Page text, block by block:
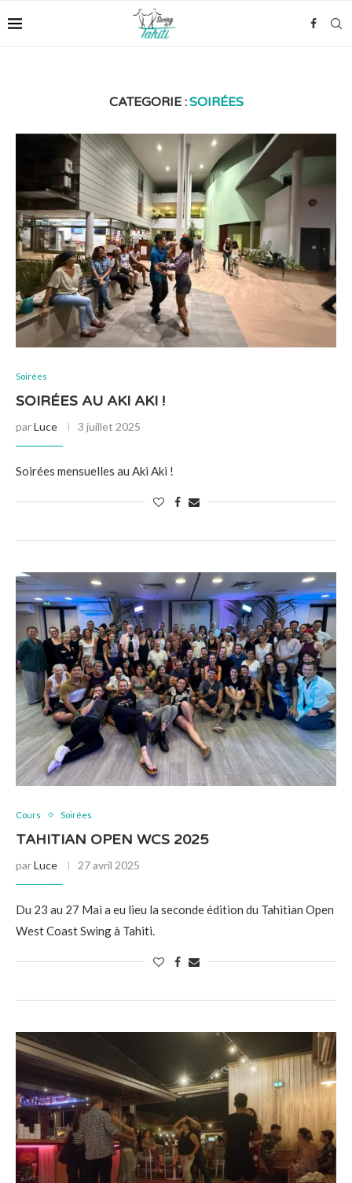
CATEGORIE :SOIRÉES
Soirées
SOIRÉES AU AKI AKI !
parLuce 3 juillet 2025
Soirées mensuelles au Aki Aki !
Cours Soirées
TAHITIAN OPEN WCS 2025
parLuce 27 avril 2025
Du 23 au 27 Mai a eu lieu la seconde édition du Tahitian Open
West Coast Swing à Tahiti.